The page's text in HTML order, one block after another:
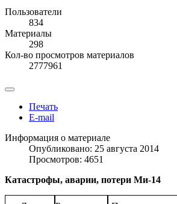
Пользователи
834
Материалы
298
Кол-во просмотров материалов
2777961
Печать
E-mail
Информация о материале
Опубликовано: 25 августа 2014
Просмотров: 4651
Катастрофы, аварии, потери Ми-14